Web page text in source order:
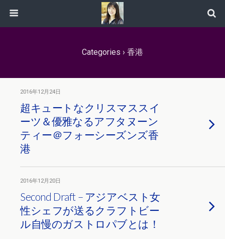
Categories › 香港
2016年12月24日
超キュートなクリスマススイ
ーツ＆優雅なるアフタヌーン
ティー＠フォーシーズンズ香
港
2016年12月20日
Second Draft – アジアベスト女
性シェフが送るクラフトビー
ル自慢のガストロパブとは！